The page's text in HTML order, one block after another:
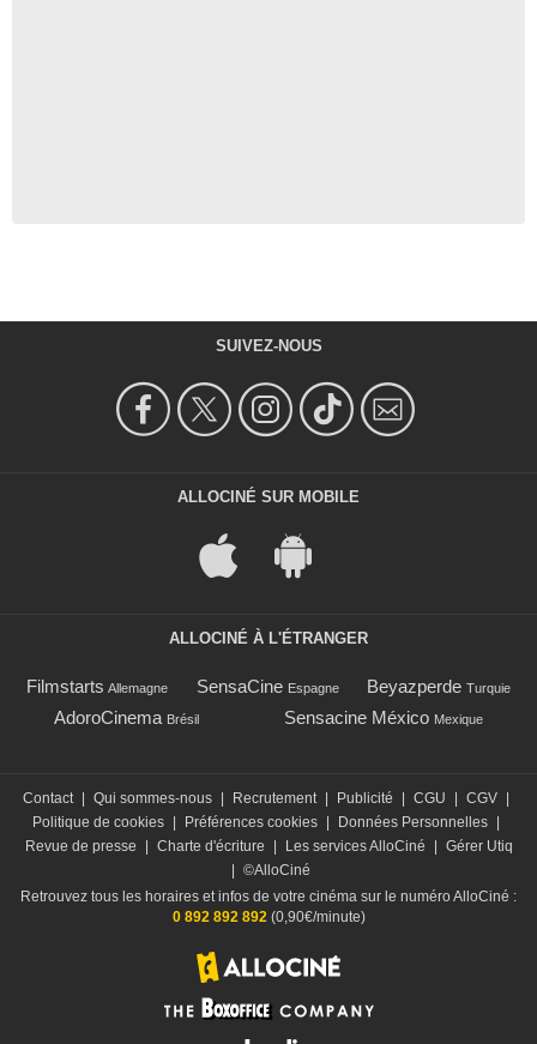
SUIVEZ-NOUS
ALLOCINÉ SUR MOBILE
ALLOCINÉ À L'ÉTRANGER
Filmstarts Allemagne SensaCine Espagne Beyazperde Turquie
AdoroCinema Brésil Sensacine México Mexique
Contact | Qui sommes-nous | Recrutement | Publicité | CGU | CGV |
Politique de cookies | Préférences cookies | Données Personnelles |
Revue de presse
| Charte d'écriture | Les services AlloCiné | Gérer Utiq
| ©AlloCiné
Retrouvez tous les horaires et infos de votre cinéma sur le numéro AlloCiné :
0 892 892 892 (0,90€/minute)